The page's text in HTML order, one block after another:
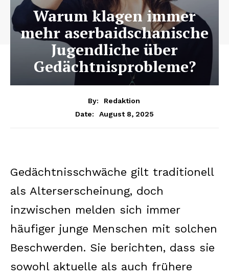
Warum klagen immer
mehr aserbaidschanische
Jugendliche über
Gedächtnisprobleme?
By:
Redaktion
Date:
August 8, 2025
Gedächtnisschwäche gilt traditionell
als Alterserscheinung, doch
inzwischen melden sich immer
häufiger junge Menschen mit solchen
Beschwerden. Sie berichten, dass sie
sowohl aktuelle als auch frühere